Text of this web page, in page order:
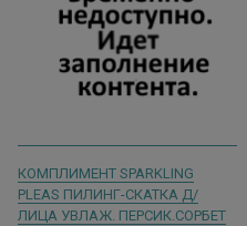
КОМПЛИМЕНТ SPARKLING
PLEAS ПИЛИНГ-СКАТКА Д/
ЛИЦА УВЛАЖ. ПЕРСИК.СОРБЕТ